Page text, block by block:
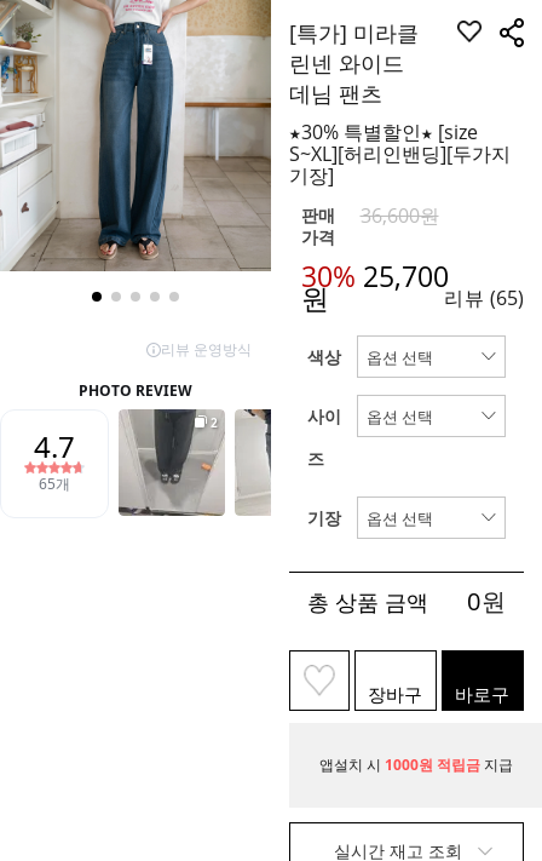
[특가] 미라클
린넨 와이드
데님 팬츠
★30% 특별할인★ [size
S~XL][허리인밴딩][두가지
기장]
판매
가격
36,600원
30% 25,700
원 리뷰 (65)
색상
사이
즈
기장
총 상품 금액 0원
장바구
니
바로구
매
앱설치 시 1000원 적립금 지급
실시간 재고 조회